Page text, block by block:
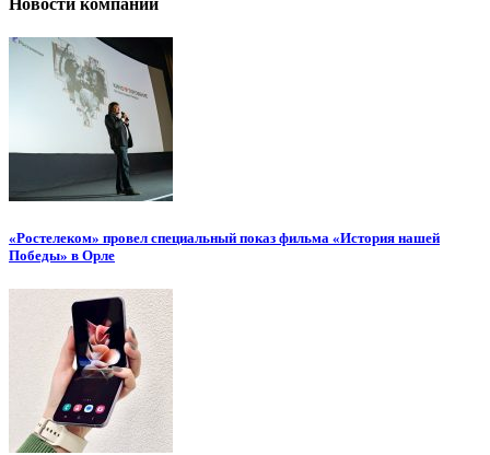
«Ростелеком» провел специальный показ фильма «История нашей
Победы» в Орле